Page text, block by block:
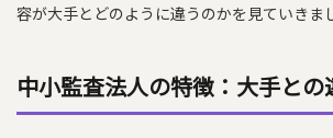
容が大手とどのように違うのかを見ていきま
中小監査法人の特徴：大手との